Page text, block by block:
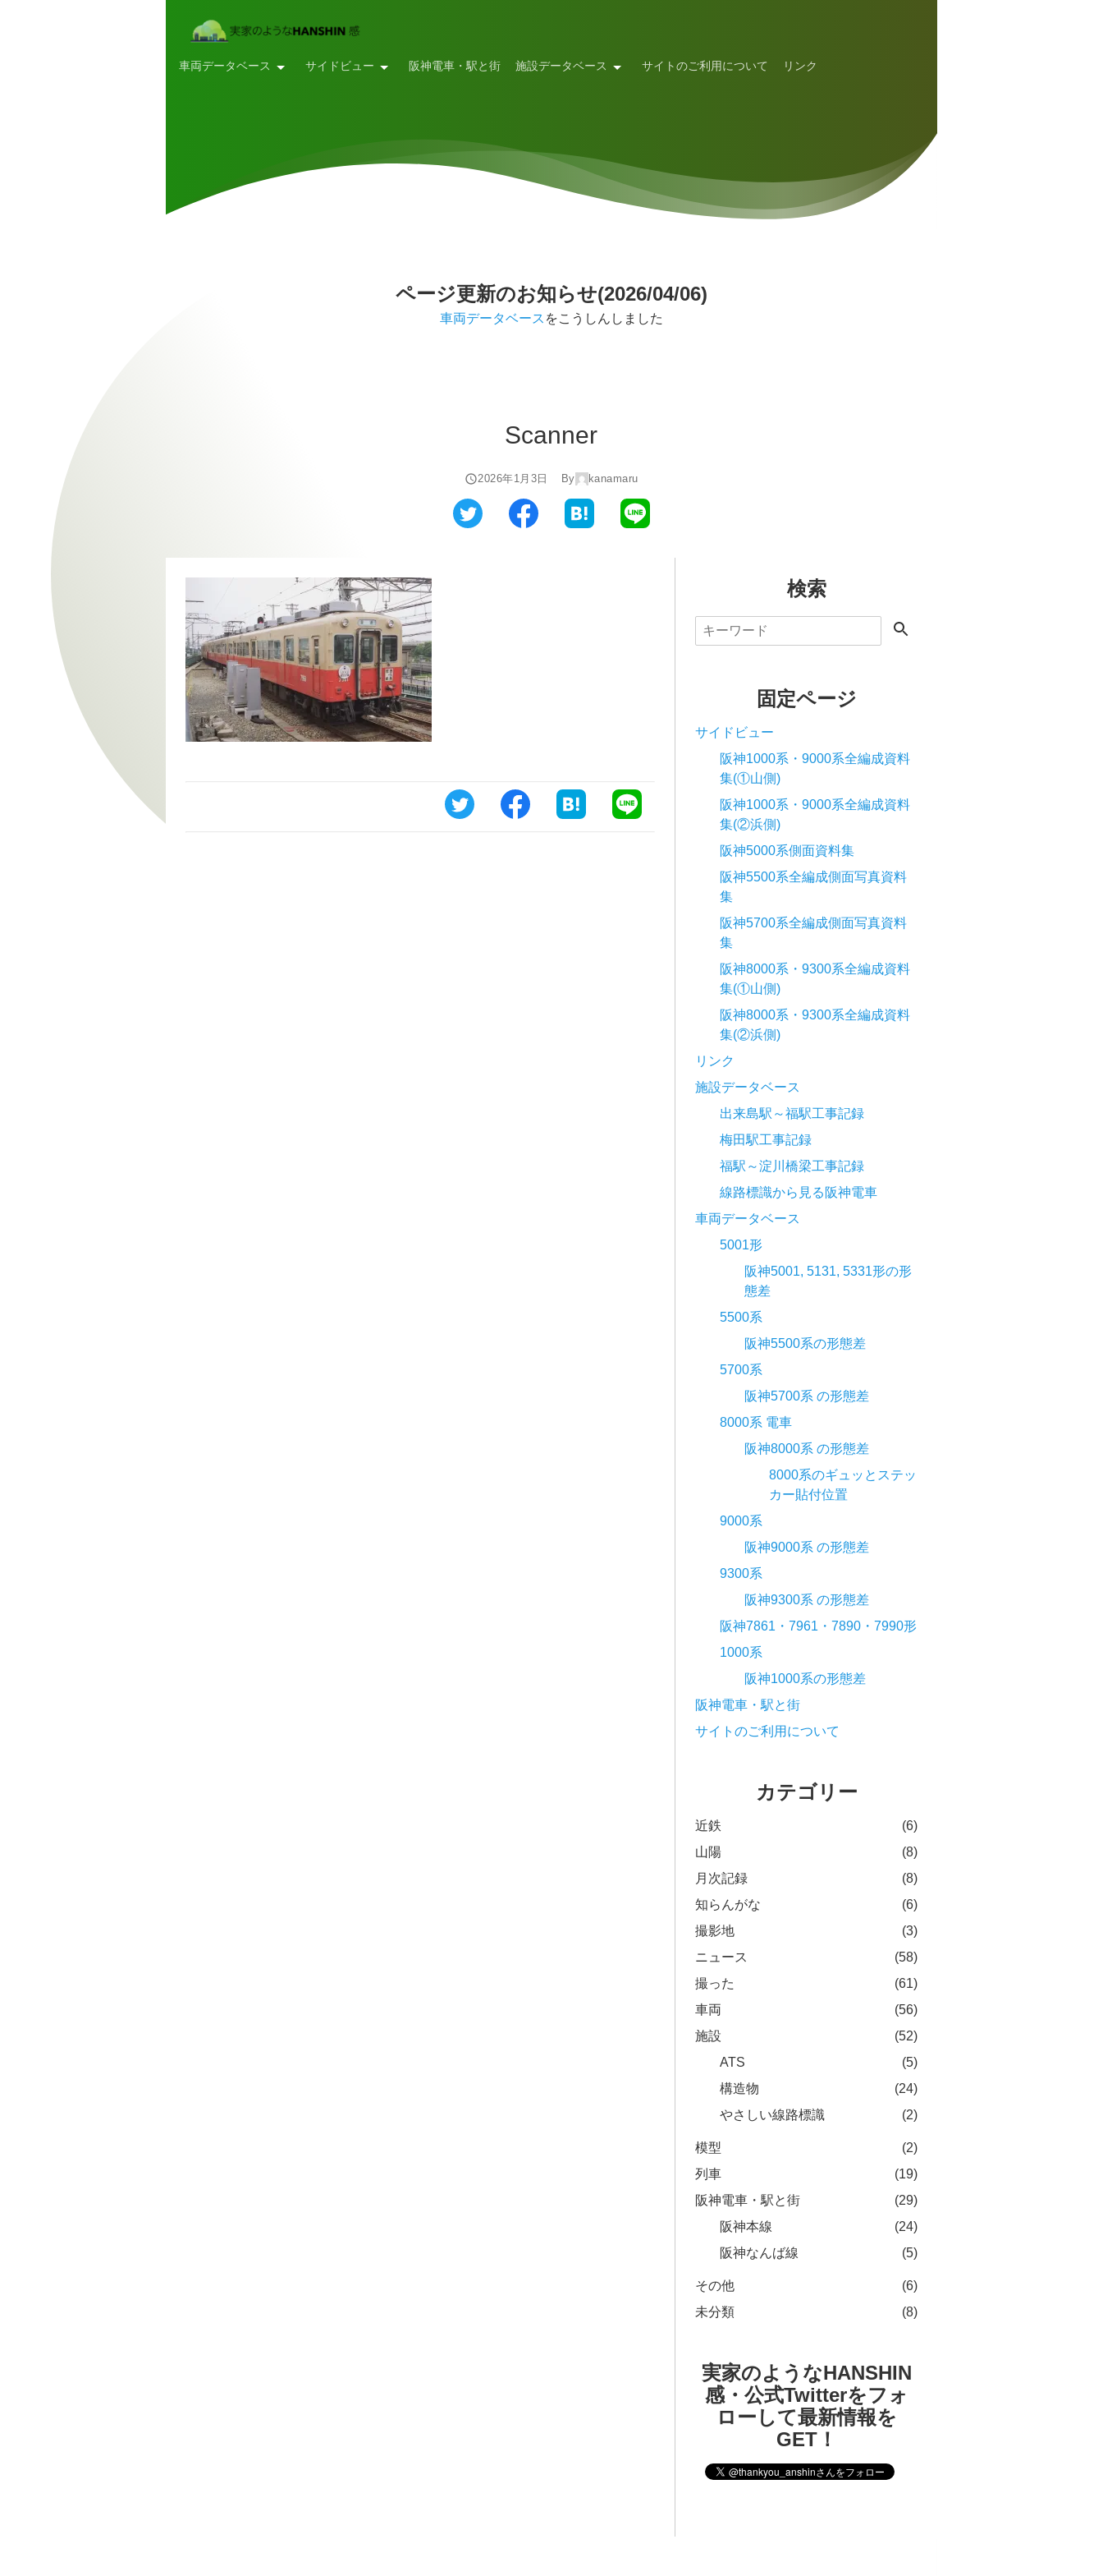
車両データベース サイドビュー 阪神電車・駅と街 施設データベース サイトのご利用について リンク
ページ更新のお知らせ(2026/04/06)
車両データベース をこうしんしました
Scanner
2026年1月3日 By kanamaru
検索
固定ページ
サイドビュー
阪神1000系・9000系全編成資料
集(①山側)
阪神1000系・9000系全編成資料
集(②浜側)
阪神5000系側面資料集
阪神5500系全編成側面写真資料
集
阪神5700系全編成側面写真資料
集
阪神8000系・9300系全編成資料
集(①山側)
阪神8000系・9300系全編成資料
集(②浜側)
リンク
施設データベース
出来島駅～福駅工事記録
梅田駅工事記録
福駅～淀川橋梁工事記録
線路標識から見る阪神電車
車両データベース
5001形
阪神5001, 5131, 5331形の形
態差
5500系
阪神5500系の形態差
5700系
阪神5700系 の形態差
8000系 電車
阪神8000系 の形態差
8000系のギュッとステッ
カー貼付位置
9000系
阪神9000系 の形態差
9300系
阪神9300系 の形態差
阪神7861・7961・7890・7990形
1000系
阪神1000系の形態差
阪神電車・駅と街
サイトのご利用について
カテゴリー
近鉄
(6)
山陽
(8)
月次記録
(8)
知らんがな
(6)
撮影地
(3)
ニュース
(58)
撮った
(61)
車両
(56)
施設
(52)
ATS
(5)
構造物
(24)
やさしい線路標識
(2)
模型
(2)
列車
(19)
阪神電車・駅と街
(29)
阪神本線
(24)
阪神なんば線
(5)
その他
(6)
未分類
(8)
実家のようなHANSHIN
感・公式Twitterをフォ
ローして最新情報を
GET！